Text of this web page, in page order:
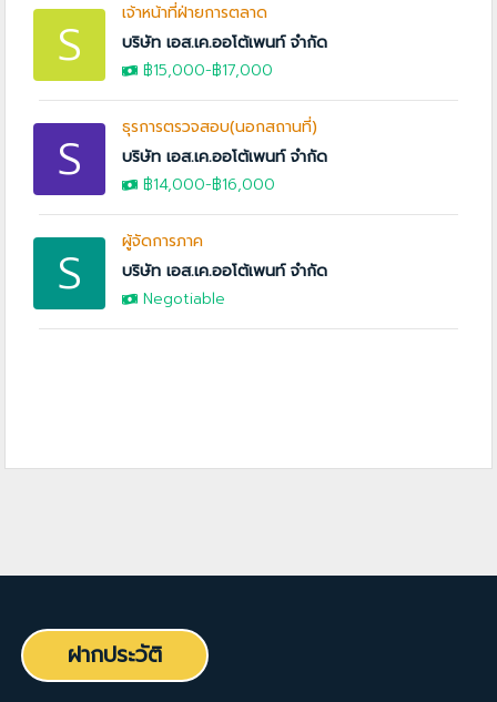
S
เจ้าหน้าที่ฝ่ายการตลาด
บริษัท เอส.เค.ออโต้เพนท์ จำกัด
฿15,000-฿17,000
S
ธุรการตรวจสอบ(นอกสถานที่)
บริษัท เอส.เค.ออโต้เพนท์ จำกัด
฿14,000-฿16,000
S
ผู้จัดการภาค
บริษัท เอส.เค.ออโต้เพนท์ จำกัด
Negotiable
ฝากประวัติ